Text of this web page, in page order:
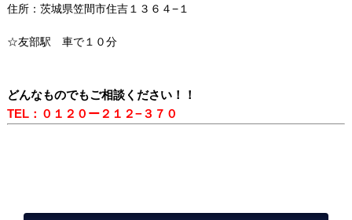
住所：茨城県笠間市住吉１３６４−１
☆友部駅 車で１０分
どんなものでもご相談ください！！
TEL：０１２０ー２１２−３７０